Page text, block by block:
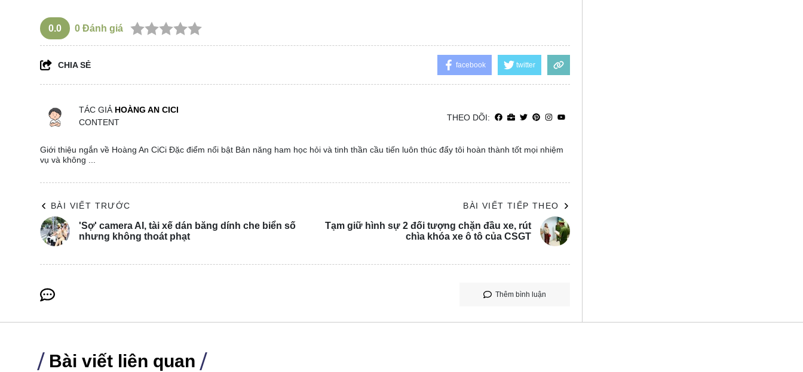
0.0 0 Đánh giá
CHIA SẺ facebook twitter
TÁC GIẢ HOÀNG AN CICI
CONTENT
THEO DÕI:
Giới thiệu ngắn về Hoàng An CiCi Đặc điểm nổi bật Bản năng ham học hỏi và tinh thần cầu tiến luôn thúc đẩy tôi hoàn thành tốt mọi nhiệm
vụ và không ...
BÀI VIẾT TRƯỚC
'Sợ' camera AI, tài xế dán băng dính che biển số
nhưng không thoát phạt
BÀI VIẾT TIẾP THEO
Tạm giữ hình sự 2 đối tượng chặn đầu xe, rút
chìa khóa xe ô tô của CSGT
Thêm bình luận
Bài viết liên quan